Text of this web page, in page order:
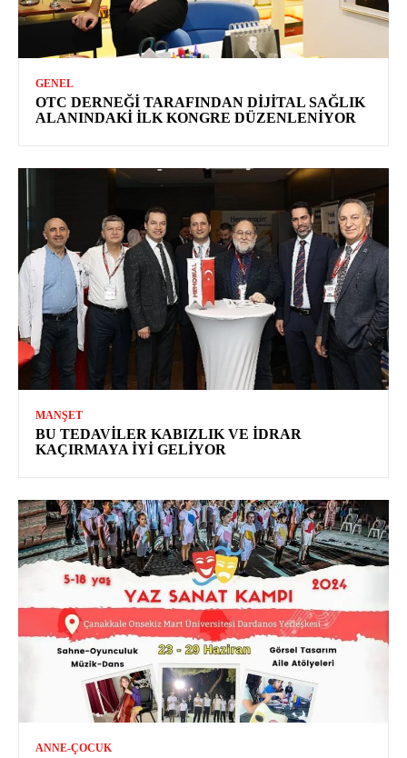
GENEL
OTC DERNEĞI TARAFINDAN DIJITAL SAĞLIK
ALANINDAKI İLK KONGRE DÜZENLENIYOR
MANŞET
BU TEDAVILER KABIZLIK VE İDRAR
KAÇIRMAYA İYI GELIYOR
ANNE-ÇOCUK